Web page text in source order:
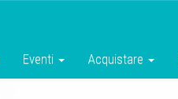
Eventi Acquistare